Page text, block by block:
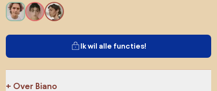
Ik wil alle functies!
Over Biano